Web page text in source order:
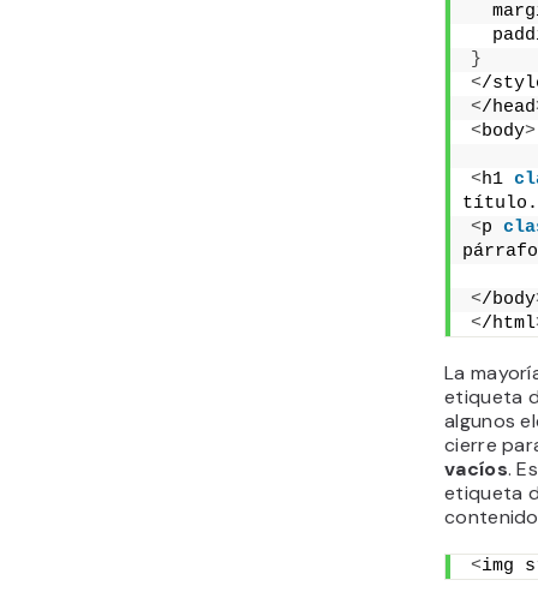
}
</
</head
<body>
<h1
título.
<p
</body
</html
La
etiqueta
algunos
cierre
vacíos.
etiqueta
<img